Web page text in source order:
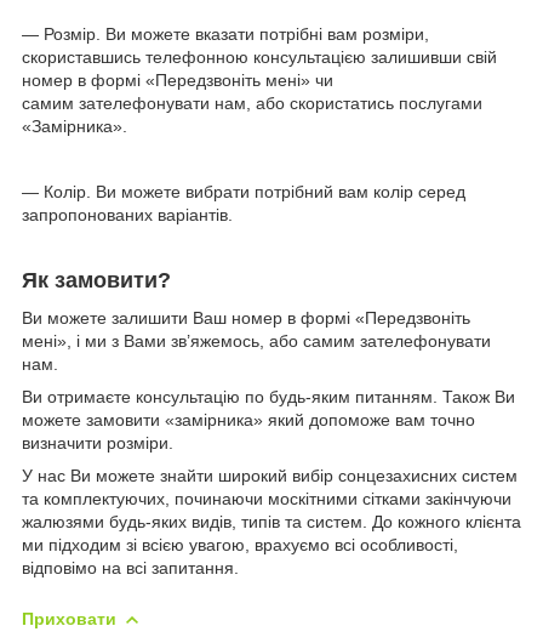
— Розмір. Ви можете вказати потрібні вам розміри,
скориставшись телефонною консультацією залишивши свій
номер в формі «Передзвоніть мені» чи
самим зателефонувати нам, або скористатись послугами
«Замірника».
— Колір. Ви можете вибрати потрібний вам колір серед
запропонованих варіантів.
Як замовити?
Ви можете залишити Ваш номер в формі «Передзвоніть
мені», і ми з Вами зв’яжемось, або самим зателефонувати
нам.
Ви отримаєте консультацію по будь-яким питанням. Також Ви
можете замовити «замірника» який допоможе вам точно
визначити розміри.
У нас Ви можете знайти широкий вибір сонцезахисних систем
та комплектуючих, починаючи москітними сітками закінчуючи
жалюзями будь-яких видів, типів та систем. До кожного клієнта
ми підходим зі всією увагою, врахуємо всі особливості,
відповімо на всі запитання.
Приховати